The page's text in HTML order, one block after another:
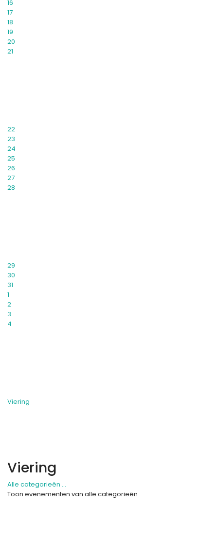
16
17
18
19
20
21
22
23
24
25
26
27
28
29
30
31
1
2
3
4
Viering
Viering
Alle categorieën ...
Toon evenementen van alle categorieën